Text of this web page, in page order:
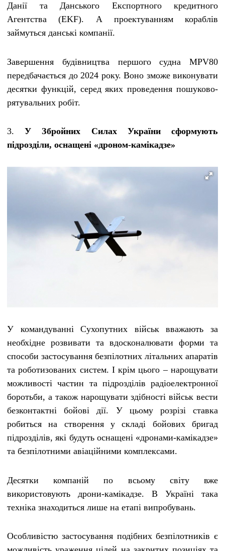
Данії та Данського Експортного кредитного
Агентства (EKF). А проектуванням кораблів
займуться данські компанії.
Завершення будівництва першого судна MPV80
передбачається до 2024 року. Воно зможе виконувати
десятки функцій, серед яких проведення пошуково-
рятувальних робіт.
3.У Збройних Силах України сформують
підрозділи, оснащені «дроном-камікадзе»
У командуванні Сухопутних військ вважають за
необхідне розвивати та вдосконалювати форми та
способи застосування безпілотних літальних апаратів
та роботизованих систем. І крім цього – нарощувати
можливості частин та підрозділів радіоелектронної
боротьби, а також нарощувати здібності військ вести
безконтактні бойові дії. У цьому розрізі ставка
робиться на створення у складі бойових бригад
підрозділів, які будуть оснащені «дронами-камікадзе»
та безпілотними авіаційними комплексами.
Десятки компаній по всьому світу вже
використовують дрони-камікадзе. В Україні така
техніка знаходиться лише на етапі випробувань.
Особливістю застосування подібних безпілотників є